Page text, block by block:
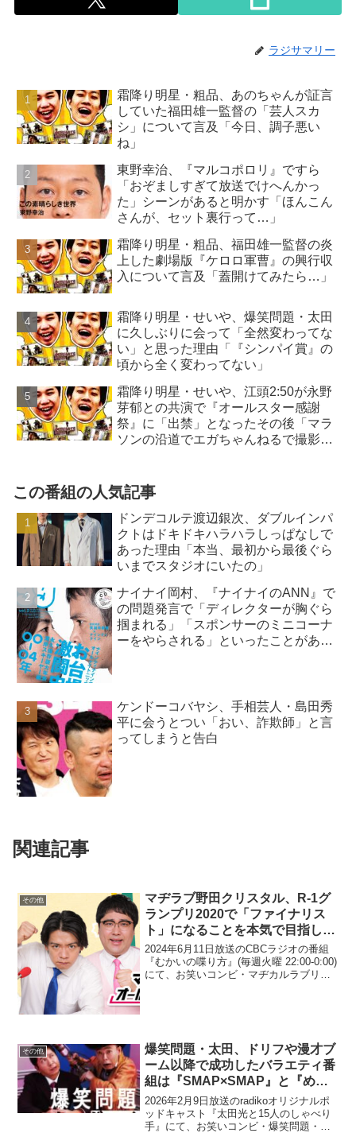
ラジサマリー
霜降り明星・粗品、あのちゃんが証言
していた福田雄一監督の「芸人スカ
シ」について言及「今日、調子悪い
ね」
東野幸治、『マルコポロリ』ですら
「おぞましすぎて放送でけへんかっ
た」シーンがあると明かす「ほんこん
さんが、セット裏行って…」
霜降り明星・粗品、福田雄一監督の炎
上した劇場版『ケロロ軍曹』の興行収
入について言及「蓋開けてみたら…」
霜降り明星・せいや、爆笑問題・太田
に久しぶりに会って「全然変わってな
い」と思った理由「『シンパイ賞』の
頃から全く変わってない」
霜降り明星・せいや、江頭2:50が永野
芽郁との共演で『オールスター感謝
祭』に「出禁」となったその後「マラ
ソンの沿道でエガちゃんねるで撮影
この番組の人気記事
ドンデコルテ渡辺銀次、ダブルインパ
クトはドキドキハラハラしっぱなしで
あった理由「本当、最初から最後ぐら
いまでスタジオにいたの」
ナイナイ岡村、『ナイナイのANN』で
の問題発言で「ディレクターが胸ぐら
掴まれる」「スポンサーのミニコーナ
ーをやらされる」といったことがあっ
ケンドーコバヤシ、手相芸人・島田秀
平に会うとつい「おい、詐欺師」と言
ってしまうと告白
関連記事
その他
マヂラブ野田クリスタル、R-1グ
ランプリ2020で「ファイナリス
ト」になることを本気で目指した
理由を告白
2024年6月11日放送のCBCラジオの番組
『むかいの喋り方』(毎週火曜 22:00-0:00)
にて、お笑いコンビ・マヂカルラブリー
その他
爆笑問題・太田、ドリフや漫才ブ
ーム以降で成功したバラエティ番
組は『SMAP×SMAP』と『めち
ゃイケ』であると語る
2026年2月9日放送のradikoオリジナルポ
ッドキャスト『太田光と15人のしゃべり
手』にて、お笑いコンビ・爆笑問題・太